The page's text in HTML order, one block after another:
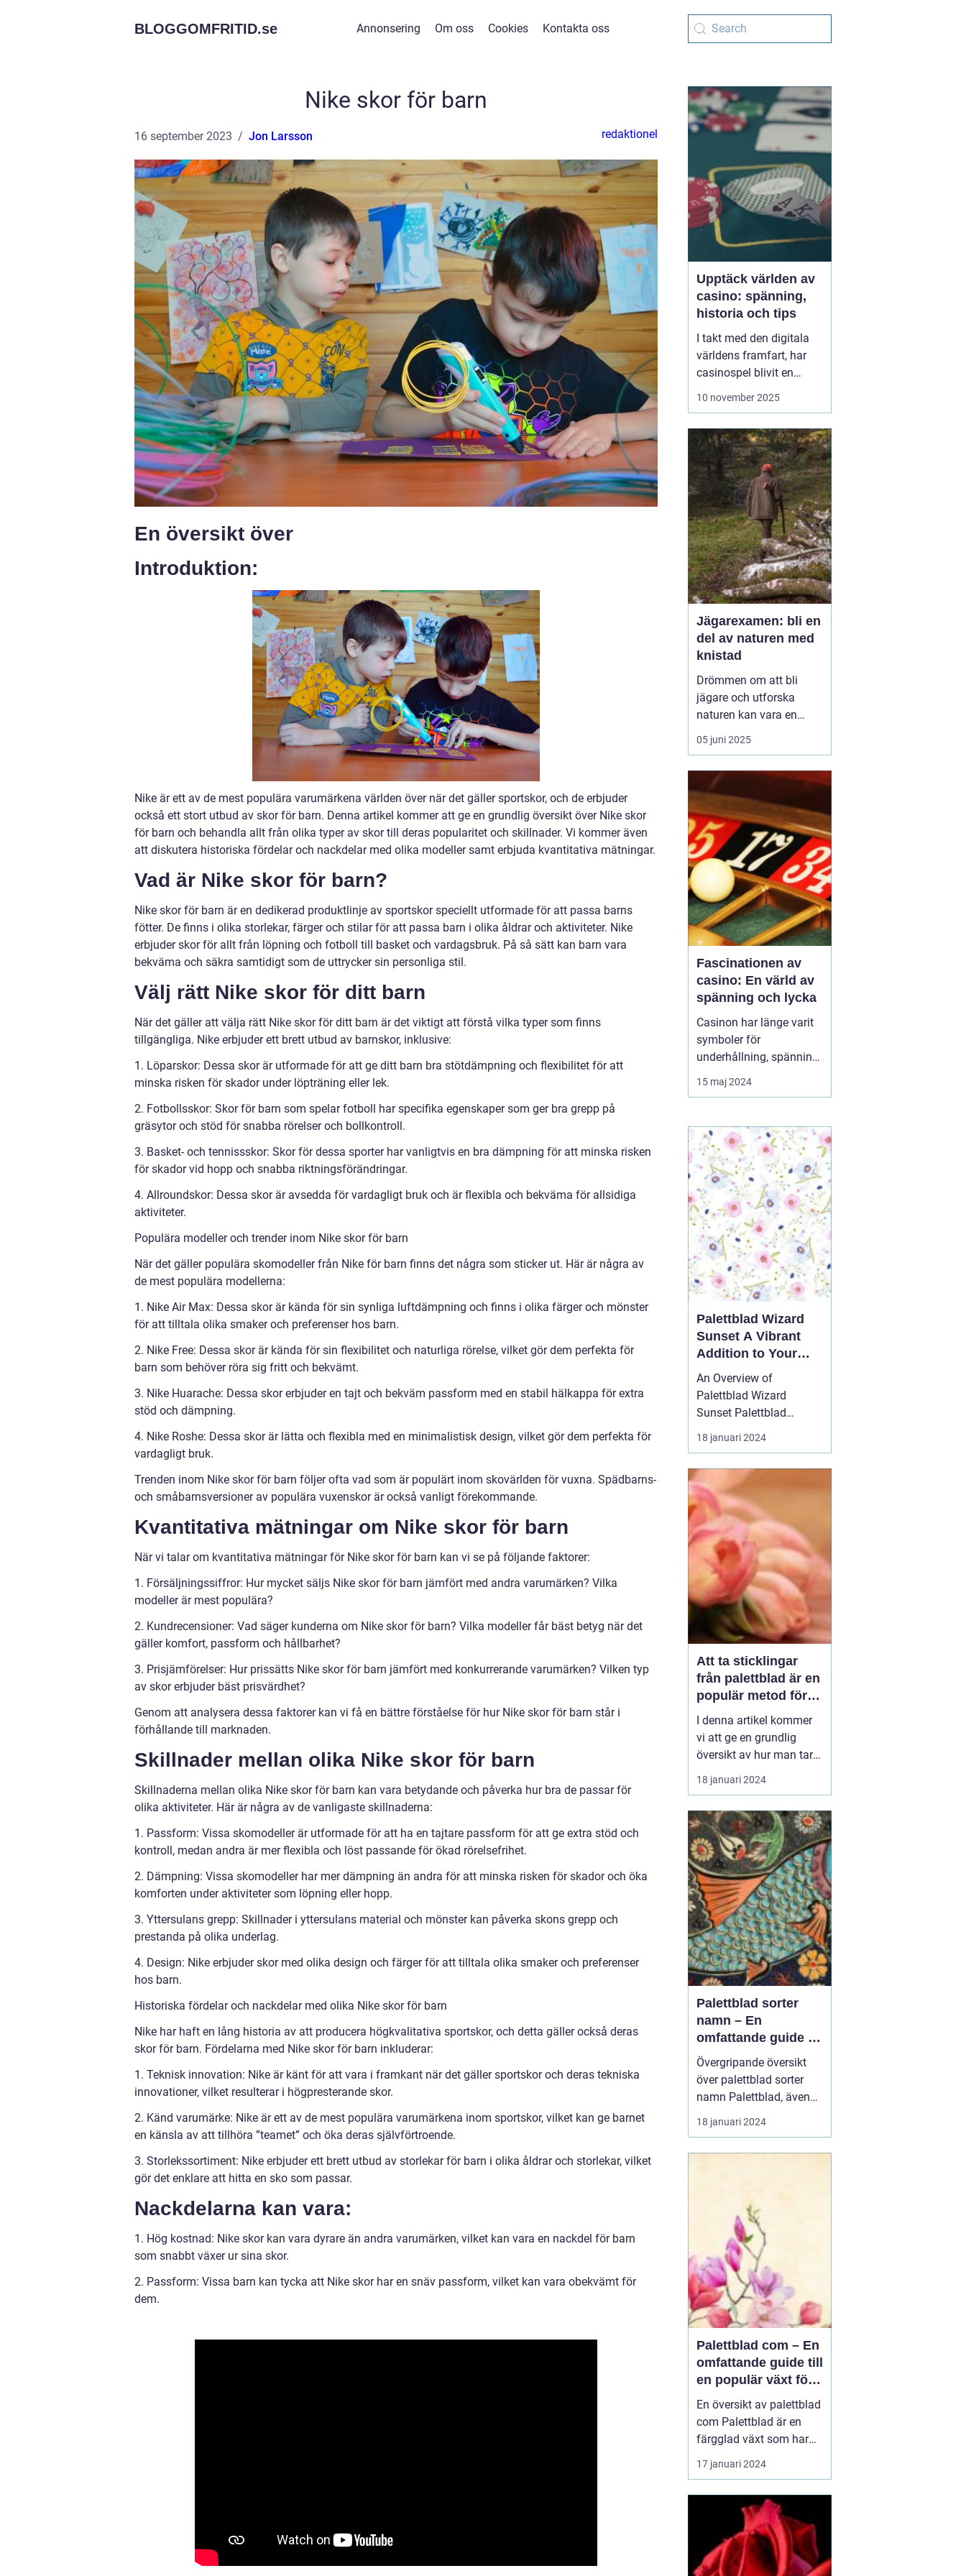
BLOGGOMFRITID.se Annonsering Om oss Cookies Kontakta oss
Nike skor för barn
16 september 2023 Jon Larsson redaktionel
En översikt över
Introduktion:
Nike är ett av de mest populära varumärkena världen över när det gäller sportskor, och de erbjuder
också ett stort utbud av skor för barn. Denna artikel kommer att ge en grundlig översikt över Nike skor
för barn och behandla allt från olika typer av skor till deras popularitet och skillnader. Vi kommer även
att diskutera historiska fördelar och nackdelar med olika modeller samt erbjuda kvantitativa mätningar.
Vad är Nike skor för barn?
Nike skor för barn är en dedikerad produktlinje av sportskor speciellt utformade för att passa barns
fötter. De finns i olika storlekar, färger och stilar för att passa barn i olika åldrar och aktiviteter. Nike
erbjuder skor för allt från löpning och fotboll till basket och vardagsbruk. På så sätt kan barn vara
bekväma och säkra samtidigt som de uttrycker sin personliga stil.
Välj rätt Nike skor för ditt barn
När det gäller att välja rätt Nike skor för ditt barn är det viktigt att förstå vilka typer som finns
tillgängliga. Nike erbjuder ett brett utbud av barnskor, inklusive:
1. Löparskor: Dessa skor är utformade för att ge ditt barn bra stötdämpning och flexibilitet för att
minska risken för skador under löpträning eller lek.
2. Fotbollsskor: Skor för barn som spelar fotboll har specifika egenskaper som ger bra grepp på
gräsytor och stöd för snabba rörelser och bollkontroll.
3. Basket- och tennissskor: Skor för dessa sporter har vanligtvis en bra dämpning för att minska risken
för skador vid hopp och snabba riktningsförändringar.
4. Allroundskor: Dessa skor är avsedda för vardagligt bruk och är flexibla och bekväma för allsidiga
aktiviteter.
Populära modeller och trender inom Nike skor för barn
När det gäller populära skomodeller från Nike för barn finns det några som sticker ut. Här är några av
de mest populära modellerna:
1. Nike Air Max: Dessa skor är kända för sin synliga luftdämpning och finns i olika färger och mönster
för att tilltala olika smaker och preferenser hos barn.
2. Nike Free: Dessa skor är kända för sin flexibilitet och naturliga rörelse, vilket gör dem perfekta för
barn som behöver röra sig fritt och bekvämt.
3. Nike Huarache: Dessa skor erbjuder en tajt och bekväm passform med en stabil hälkappa för extra
stöd och dämpning.
4. Nike Roshe: Dessa skor är lätta och flexibla med en minimalistisk design, vilket gör dem perfekta för
vardagligt bruk.
Trenden inom Nike skor för barn följer ofta vad som är populärt inom skovärlden för vuxna. Spädbarns-
och småbarnsversioner av populära vuxenskor är också vanligt förekommande.
Kvantitativa mätningar om Nike skor för barn
När vi talar om kvantitativa mätningar för Nike skor för barn kan vi se på följande faktorer:
1. Försäljningssiffror: Hur mycket säljs Nike skor för barn jämfört med andra varumärken? Vilka
modeller är mest populära?
2. Kundrecensioner: Vad säger kunderna om Nike skor för barn? Vilka modeller får bäst betyg när det
gäller komfort, passform och hållbarhet?
3. Prisjämförelser: Hur prissätts Nike skor för barn jämfört med konkurrerande varumärken? Vilken typ
av skor erbjuder bäst prisvärdhet?
Genom att analysera dessa faktorer kan vi få en bättre förståelse för hur Nike skor för barn står i
förhållande till marknaden.
Skillnader mellan olika Nike skor för barn
Skillnaderna mellan olika Nike skor för barn kan vara betydande och påverka hur bra de passar för
olika aktiviteter. Här är några av de vanligaste skillnaderna:
1. Passform: Vissa skomodeller är utformade för att ha en tajtare passform för att ge extra stöd och
kontroll, medan andra är mer flexibla och löst passande för ökad rörelsefrihet.
2. Dämpning: Vissa skomodeller har mer dämpning än andra för att minska risken för skador och öka
komforten under aktiviteter som löpning eller hopp.
3. Yttersulans grepp: Skillnader i yttersulans material och mönster kan påverka skons grepp och
prestanda på olika underlag.
4. Design: Nike erbjuder skor med olika design och färger för att tilltala olika smaker och preferenser
hos barn.
Historiska fördelar och nackdelar med olika Nike skor för barn
Nike har haft en lång historia av att producera högkvalitativa sportskor, och detta gäller också deras
skor för barn. Fördelarna med Nike skor för barn inkluderar:
1. Teknisk innovation: Nike är känt för att vara i framkant när det gäller sportskor och deras tekniska
innovationer, vilket resulterar i högpresterande skor.
2. Känd varumärke: Nike är ett av de mest populära varumärkena inom sportskor, vilket kan ge barnet
en känsla av att tillhöra ”teamet” och öka deras självförtroende.
3. Storlekssortiment: Nike erbjuder ett brett utbud av storlekar för barn i olika åldrar och storlekar, vilket
gör det enklare att hitta en sko som passar.
Nackdelarna kan vara:
1. Hög kostnad: Nike skor kan vara dyrare än andra varumärken, vilket kan vara en nackdel för barn
som snabbt växer ur sina skor.
2. Passform: Vissa barn kan tycka att Nike skor har en snäv passform, vilket kan vara obekvämt för
dem.
Upptäck världen av
casino: spänning,
historia och tips
I takt med den digitala
världens framfart, har
casinospel blivit en
omåttligt populär form
ha besökt stora och
luxuösa casinon i städer
som Las Vegas o...
10 november 2025
Jägarexamen: bli en
del av naturen med
knistad
Drömmen om att bli
jägare och utforska
naturen kan vara en
fantastisk upplevelse.
För att förverkliga detta
jägarexamen. På
Knistad Herrgård
erbjuder vi en
intensivkurs i
jägarexamen som f&...
05 juni 2025
Fascinationen av
casino: En värld av
spänning och lycka
Casinon har länge varit
symboler för
underhållning, spänning
och möjligheten att
vinna stort. De fungerar
som söker fläkten av risk
och lockelsen av
belöningar. Oavsett om
du är ...
15 maj 2024
Palettblad Wizard
Sunset A Vibrant
Addition to Your
Garden
An Overview of
Palettblad Wizard
Sunset Palettblad
Wizard Sunset is a
remarkable plant that
popularity among
garden enthusiasts. With
its stunning foliage and
vibrant colors, it adds a
touch of beauty and
charm to any garden o...
18 januari 2024
Att ta sticklingar
från palettblad är en
populär metod för
att föröka denna
vackra växt på ett
effektivt sätt
I denna artikel kommer
vi att ge en grundlig
översikt av hur man tar
sticklingar från
palettblad, presentera
och diskutera de
historiska för- och
nackdelarna med olika
metoder. Vi kommer
också att inkludera
kvantitativa mätn...
18 januari 2024
Palettblad sorter
namn – En
omfattande guide till
populära och unika
sorter
Övergripande översikt
över palettblad sorter
namn Palettblad, även
känt som Coleus, är en
populär växt som lockar
sorter och namn är
palettblad ett livligt och
vackert inslag i trädgår...
18 januari 2024
Palettblad com – En
omfattande guide till
en populär växt för
privatpersoner
En översikt av palettblad
com Palettblad är en
färgglad växt som har
blivit väldigt populär
bland
inom inredning. En
växthusodlare i USA,
Walter Turner, har
utvecklat en
17 januari 2024